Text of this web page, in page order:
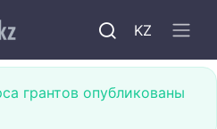
KZ
грантов опубликованы